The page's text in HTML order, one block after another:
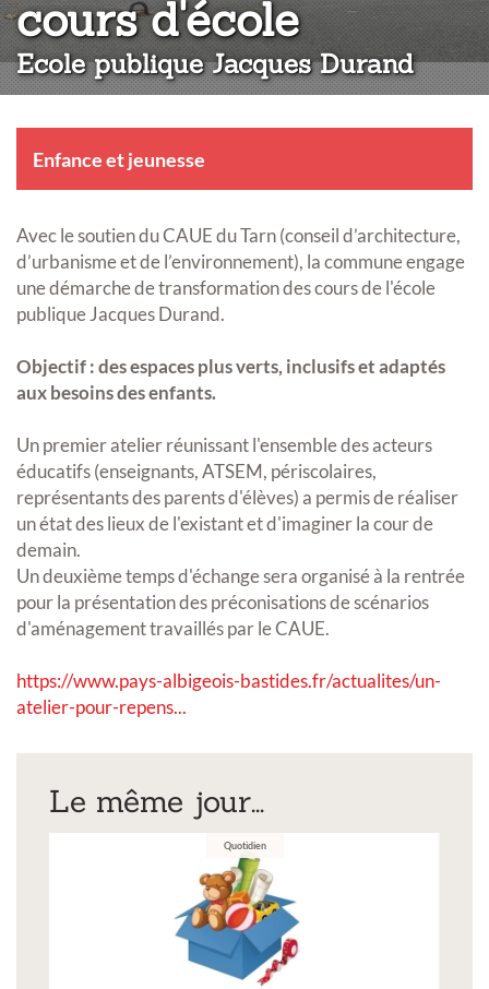
cours d'école:
Ecole publique Jacques Durand
Enfance et jeunesse
Avec le soutien du CAUE du Tarn (conseil d’architecture,
d’urbanisme et de l’environnement), la commune engage
une démarche de transformation des cours de l'école
publique Jacques Durand.
Objectif : des espaces plus verts, inclusifs et adaptés
aux besoins des enfants.
Un premier atelier réunissant l'ensemble des acteurs
éducatifs (enseignants, ATSEM, périscolaires,
représentants des parents d'élèves) a permis de réaliser
un état des lieux de l'existant et d'imaginer la cour de
demain.
Un deuxième temps d'échange sera organisé à la rentrée
pour la présentation des préconisations de scénarios
d'aménagement travaillés par le CAUE.
https://www.pays-albigeois-bastides.fr/actualites/un-
atelier-pour-repens...
Le même jour...
Quotidien